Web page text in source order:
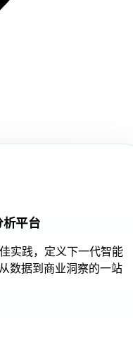
析平台
实践，定义下一代智能
数据到商业洞察的一站